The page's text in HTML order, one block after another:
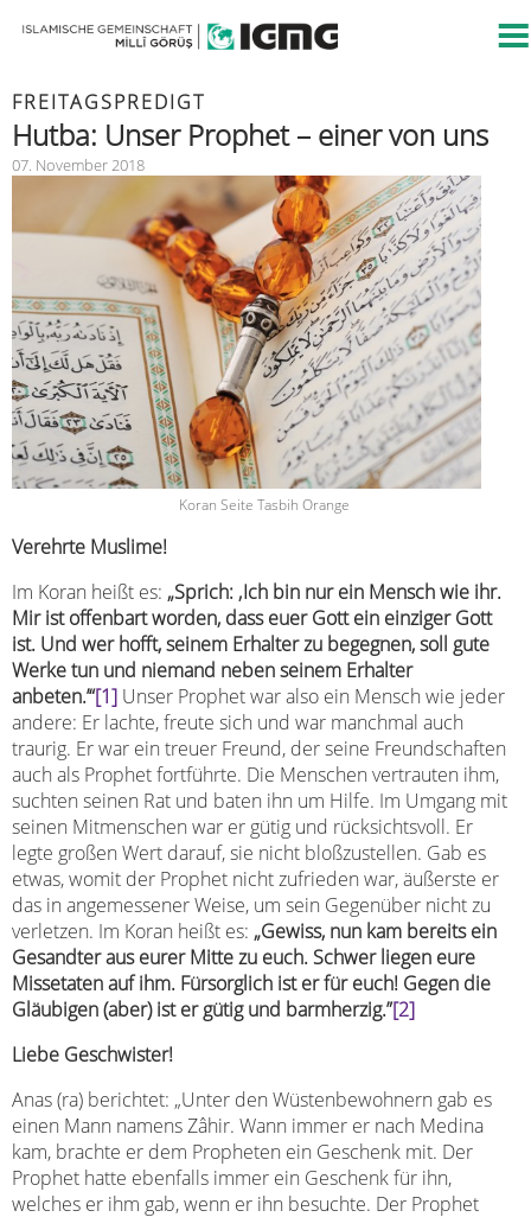
FREITAGSPREDIGT
Hutba: Unser Prophet – einer von uns
07. November 2018
Koran Seite Tasbih Orange
Verehrte Muslime!
Im Koran heißt es: „Sprich: ‚Ich bin nur ein Mensch wie ihr.
Mir ist offenbart worden, dass euer Gott ein einziger Gott
ist. Und wer hofft, seinem Erhalter zu begegnen, soll gute
Werke tun und niemand neben seinem Erhalter
anbeten.’“[1] Unser Prophet war also ein Mensch wie jeder
andere: Er lachte, freute sich und war manchmal auch
traurig. Er war ein treuer Freund, der seine Freundschaften
auch als Prophet fortführte. Die Menschen vertrauten ihm,
suchten seinen Rat und baten ihn um Hilfe. Im Umgang mit
seinen Mitmenschen war er gütig und rücksichtsvoll. Er
legte großen Wert darauf, sie nicht bloßzustellen. Gab es
etwas, womit der Prophet nicht zufrieden war, äußerste er
das in angemessener Weise, um sein Gegenüber nicht zu
verletzen. Im Koran heißt es: „Gewiss, nun kam bereits ein
Gesandter aus eurer Mitte zu euch. Schwer liegen eure
Missetaten auf ihm. Fürsorglich ist er für euch! Gegen die
Gläubigen (aber) ist er gütig und barmherzig.”[2]
Liebe Geschwister!
Anas (ra) berichtet: „Unter den Wüstenbewohnern gab es
einen Mann namens Zâhir. Wann immer er nach Medina
kam, brachte er dem Propheten ein Geschenk mit. Der
Prophet hatte ebenfalls immer ein Geschenk für ihn,
welches er ihm gab, wenn er ihn besuchte. Der Prophet